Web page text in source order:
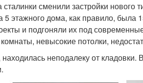
сменили застройки нового
этажного дома, как правило, была
и подгоняли их под
невысокие потолки,
находилась неподалеку от